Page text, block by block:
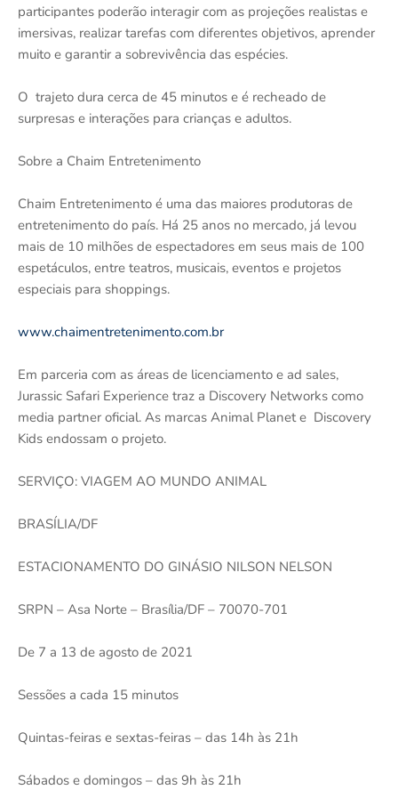
participantes poderão interagir com as projeções realistas e
imersivas, realizar tarefas com diferentes objetivos, aprender
muito e garantir a sobrevivência das espécies.
O trajeto dura cerca de 45 minutos e é recheado de
surpresas e interações para crianças e adultos.
Sobre a Chaim Entretenimento
Chaim Entretenimento é uma das maiores produtoras de
entretenimento do país. Há 25 anos no mercado, já levou
mais de 10 milhões de espectadores em seus mais de 100
espetáculos, entre teatros, musicais, eventos e projetos
especiais para shoppings.
www.chaimentretenimento.com.br
Em parceria com as áreas de licenciamento e ad sales,
Jurassic Safari Experience traz a Discovery Networks como
media partner oficial. As marcas Animal Planet e Discovery
Kids endossam o projeto.
SERVIÇO: VIAGEM AO MUNDO ANIMAL
BRASÍLIA/DF
ESTACIONAMENTO DO GINÁSIO NILSON NELSON
SRPN – Asa Norte – Brasília/DF – 70070-701
De 7 a 13 de agosto de 2021
Sessões a cada 15 minutos
Quintas-feiras e sextas-feiras – das 14h às 21h
Sábados e domingos – das 9h às 21h